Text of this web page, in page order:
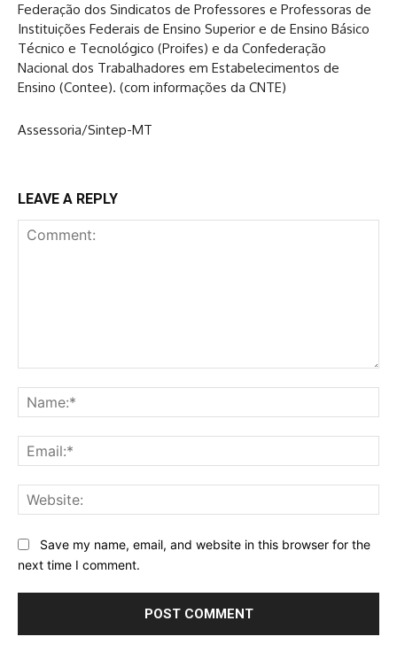
Federação dos Sindicatos de Professores e Professoras de
Instituições Federais de Ensino Superior e de Ensino Básico
Técnico e Tecnológico (Proifes) e da Confederação
Nacional dos Trabalhadores em Estabelecimentos de
Ensino (Contee). (com informações da CNTE)
Assessoria/Sintep-MT
LEAVE A REPLY
Save my name, email, and website in this browser for the
next time I comment.